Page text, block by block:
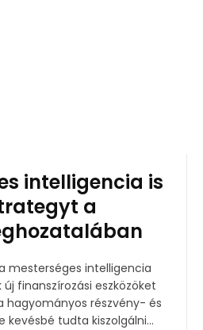
intelligencia is
a
mesterséges intelligencia
finanszírozási eszközöket
hagyományos részvény- és
tudta kiszolgálni...